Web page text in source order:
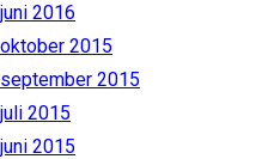
juni 2016
oktober 2015
september 2015
juli 2015
juni 2015